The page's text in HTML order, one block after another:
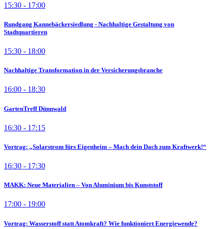
15:30 - 17:00
Rundgang Kannebäckersiedlung - Nachhaltige Gestaltung von
Stadtquartieren
15:30 - 18:00
Nachhaltige Transformation in der Versicherungsbranche
16:00 - 18:30
GartenTreff Dünnwald
16:30 - 17:15
Vortrag: „Solarstrom fürs Eigenheim – Mach dein Dach zum Kraftwerk!“
16:30 - 17:30
MAKK: Neue Materialien – Von Aluminium bis Kunststoff
17:00 - 19:00
Vortrag: Wasserstoff statt Atomkraft? Wie funktioniert Energiewende?